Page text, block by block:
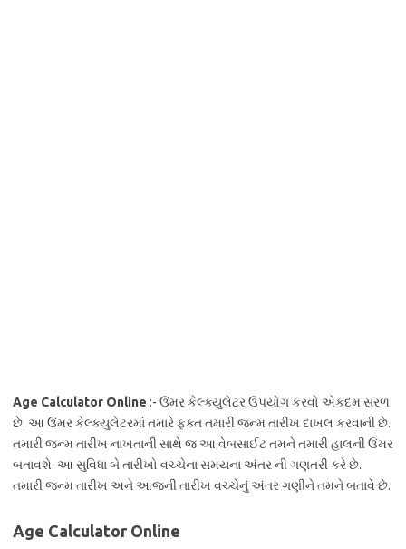
Age Calculator Online :- ઉંમર કેલ્ક્યુલેટર ઉપયોગ કરવો એકદમ સરળ
છે. આ ઉંમર કેલ્ક્યુલેટરમાં તમારે ફક્ત તમારી જન્મ તારીખ દાખલ કરવાની છે.
તમારી જન્મ તારીખ નાખતાની સાથે જ આ વેબસાઈટ તમને તમારી હાલની ઉંમર
બતાવશે. આ સુવિધા બે તારીખો વચ્ચેના સમયના અંતર ની ગણતરી કરે છે.
તમારી જન્મ તારીખ અને આજની તારીખ વચ્ચેનું અંતર ગણીને તમને બતાવે છે.
Age Calculator Online